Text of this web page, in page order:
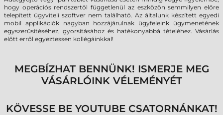
hogy operációs rendszertől függetlenül az eszközön semmilyen előre
telepített ügyviteli szoftver nem található. Az általunk készített egyedi
mobil applikációk nagyban hozzájárulnak ügyfeleink ügymenetének
egyszerűsítéséhez, gyorsításához és hatékonyabbá tételéhez. Vásárlás
előtt erről egyeztessen kollégáinkkal!
MEGBÍZHAT BENNÜNK! ISMERJE MEG
VÁSÁRLÓINK VÉLEMÉNYÉT
KÖVESSE BE YOUTUBE CSATORNÁNKAT!